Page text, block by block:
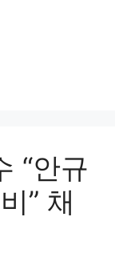
“안규
” 채